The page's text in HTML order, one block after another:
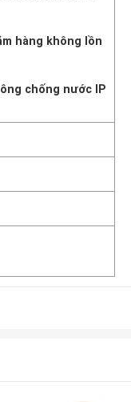
hàng không lồn
chống nước IP